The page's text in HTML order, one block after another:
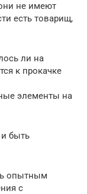
не имеют
есть товарищ,
ли на
к прокачке
элементы на
и быть
опытным
с